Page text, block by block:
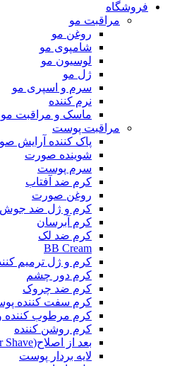
فروشگاه
مراقبت مو
روغن مو
شامپوی مو
لوسیون مو
ژل مو
سرم و اسپری مو
نرم کننده
ماسک و مراقبت مو
مراقبت پوست
پاک کننده آرایش
شوینده صورت
سرم پوست
کرم ضد آفتاب
روغن صورت
کرم و ژل ضد جوش
کرم آبرسان
کرم ضد لک
BB Cream
کرم و ژل ترمیم
کرم دور چشم
کرم ضد چروک
کرم سفت کننده
کرم مرطوب کننده
کرم روشن کننده
بعد از اصلاح(After Shave)
لایه بردار پوست